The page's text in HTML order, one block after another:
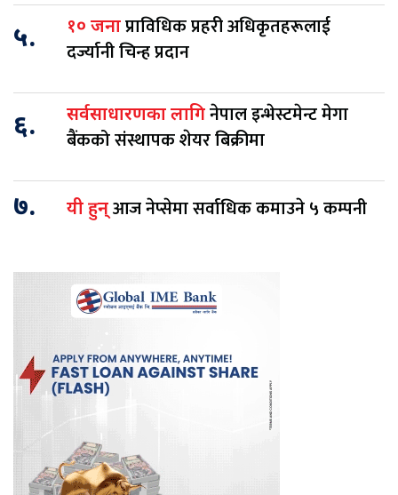
५. १० जनाप्राविधिक प्रहरी अधिकृतहरूलाई
दर्ज्यानी चिन्ह प्रदान
६. सर्वसाधारणका लागिनेपाल इन्भेस्टमेन्ट मेगा
बैंकको संस्थापक शेयर बिक्रीमा
७. यी हुन्आज नेप्सेमा सर्वाधिक कमाउने ५ कम्पनी